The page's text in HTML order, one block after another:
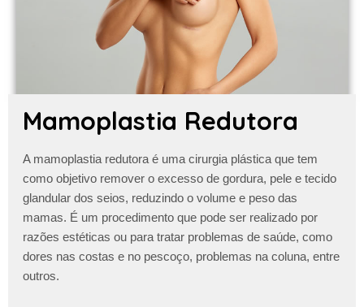
Mamoplastia Redutora
A mamoplastia redutoraé uma cirurgia plástica que tem
como objetivo remover o excesso de gordura, pele e tecido
glandular dos seios, reduzindo o volume e peso das
mamas. É um procedimento que pode ser realizado por
razões estéticas ou para tratar problemas de saúde, como
dores nas costas e no pescoço, problemas na coluna, entre
outros.